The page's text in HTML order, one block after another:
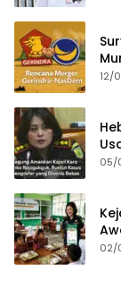
12/
05/
02/